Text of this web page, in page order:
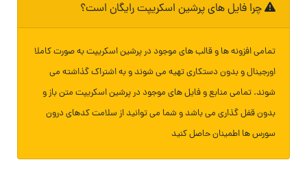
چرا فایل های پرشین اسکریپت رایگان است؟
تمامی افزونه ها و قالب های موجود در پرشین اسکریپت به صورت کاملا
اورجینال و بدون دستکاری تهیه می شوند و به اشتراک گذاشته می
شوند. تمامی منابع و فایل های موجود در پرشین اسکریپت متن باز و
بدون قفل گذاری می باشد و شما می توانید از سلامت کدهای درون
سورس ها اطمینان حاصل کنید